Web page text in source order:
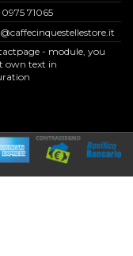
0975 71065
- module, you
own text in